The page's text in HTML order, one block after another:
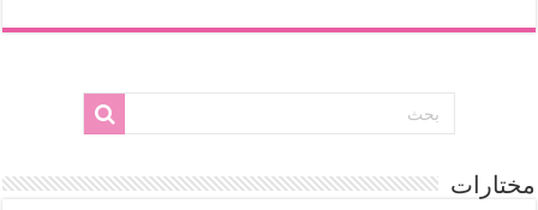
مختارات